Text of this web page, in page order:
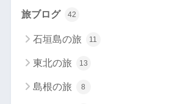
旅ブログ 42
石垣島の旅 11
東北の旅 13
島根の旅 8